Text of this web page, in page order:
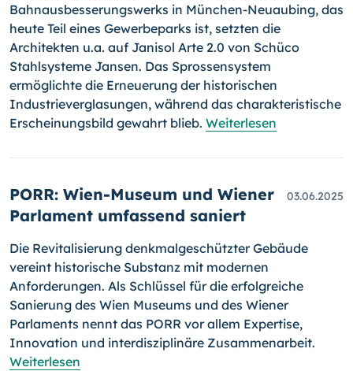
Bahnausbesserungswerks in München-Neuaubing, das
heute Teil eines Gewerbeparks ist, setzten die
Architekten u.a. auf Janisol Arte 2.0 von Schüco
Stahlsysteme Jansen. Das Sprossensystem
ermöglichte die Erneuerung der historischen
Industrieverglasungen, während das charakteristische
Erscheinungsbild gewahrt blieb. Weiterlesen
PORR: Wien-Museum und Wiener
Parlament umfassend saniert
03.06.2025
Die Revitalisierung denkmalgeschützter Gebäude
vereint historische Substanz mit modernen
Anforderungen. Als Schlüssel für die erfolgreiche
Sanierung des Wien Museums und des Wiener
Parlaments nennt das PORR vor allem Expertise,
Innovation und interdisziplinäre Zusammenarbeit.
Weiterlesen